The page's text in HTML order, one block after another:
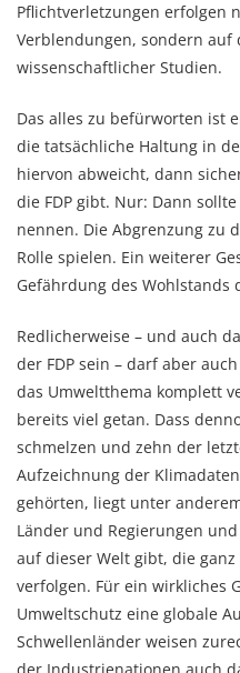
Pflichtverletzungen erfolgen
Verblendungen, sondern auf
wissenschaftlicher Studien.
Das alles zu befürworten ist
die tatsächliche Haltung in
hiervon abweicht, dann
die FDP gibt. Nur: Dann
nennen. Die Abgrenzung zu
Rolle spielen. Ein weiterer
Gefährdung des Wohlstands
Redlicherweise – und auch
der FDP sein – darf aber
das Umweltthema komplett
bereits viel getan. Dass
schmelzen und zehn der
Aufzeichnung der
gehörten, liegt unter
Länder und Regierungen
auf dieser Welt gibt, die
verfolgen. Für ein wirkliches
Umweltschutz eine globale
Schwellenländer weisen